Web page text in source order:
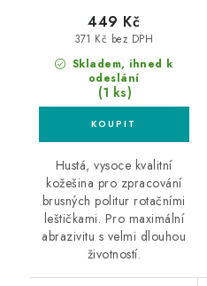
Skladem, ihned k
odeslání
(1 ks)
371 Kč bez DPH
449 Kč
Hustá, vysoce kvalitní
kožešina pro zpracování
brusných politur rotačními
leštičkami. Pro maximální
abrazivitu s velmi dlouhou
životností.